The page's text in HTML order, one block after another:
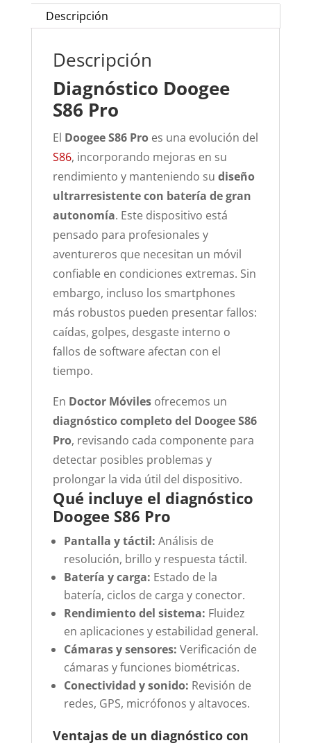
Descripción
Descripción
Diagnóstico Doogee
S86 Pro
El Doogee S86 Proes una evolución del
S86, incorporando mejoras en su
rendimiento y manteniendo su diseño
ultrarresistente con batería de gran
autonomía. Este dispositivo está
pensado para profesionales y
aventureros que necesitan un móvil
confiable en condiciones extremas. Sin
embargo, incluso los smartphones
más robustos pueden presentar fallos:
caídas, golpes, desgaste interno o
fallos de software afectan con el
tiempo.
En Doctor Móvilesofrecemos un
diagnóstico completo del Doogee S86
Pro, revisando cada componente para
detectar posibles problemas y
prolongar la vida útil del dispositivo.
Qué incluye el diagnóstico
Doogee S86 Pro
Pantalla y táctil: Análisis de
resolución, brillo y respuesta táctil.
Batería y carga: Estado de la
batería, ciclos de carga y conector.
Rendimiento del sistema: Fluidez
en aplicaciones y estabilidad general.
Cámaras y sensores: Verificación de
cámaras y funciones biométricas.
Conectividad y sonido: Revisión de
redes, GPS, micrófonos y altavoces.
Ventajas de un diagnóstico con